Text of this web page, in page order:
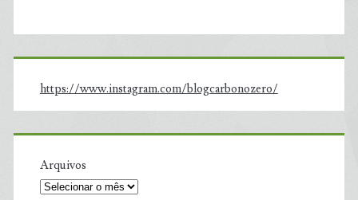
https://www.instagram.com/blogcarbonozero/
Arquivos